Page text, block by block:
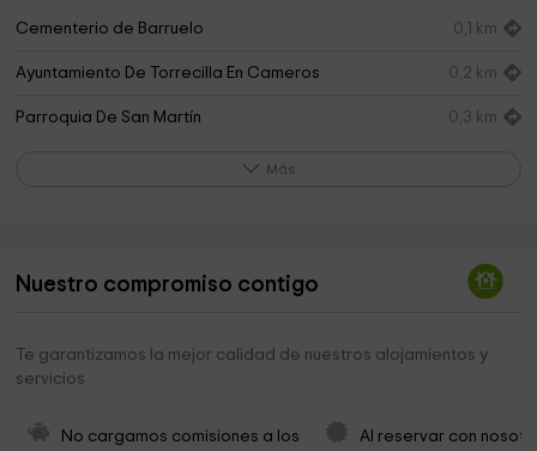
Cementerio de Barruelo 0,1 km
Ayuntamiento De Torrecilla En Cameros 0,2 km
Parroquia De San Martín 0,3 km
Hermita De Nestares 8,2 km
Iglesia de Santa Margarita
Museo Etnológico Victoriano Labiano
Más
Nuestro compromiso contigo
Te garantizamos la mejor calidad de nuestros alojamientos y
servicios
No cargamos comisiones a los
Al reservar con